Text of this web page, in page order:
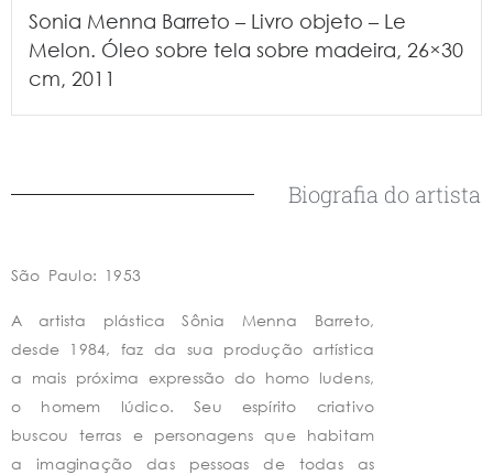
Sonia Menna Barreto – Livro objeto – Le
Melon. Óleo sobre tela sobre madeira, 26×30
cm, 2011
Biografia do artista
São Paulo: 1953
A artista plástica Sônia Menna Barreto,
desde 1984, faz da sua produção artística
a mais próxima expressão do homo ludens,
o homem lúdico. Seu espírito criativo
buscou terras e personagens que habitam
a imaginação das pessoas de todas as